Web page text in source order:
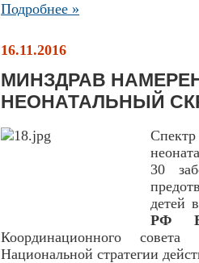
Подробнее »
16.11.2016
МИНЗДРАВ
НЕОНАТАЛЬНЫЙ
30
детей
РФ
Координационного
Национальной стратегии